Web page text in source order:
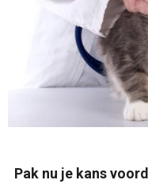
Pak nu je kans